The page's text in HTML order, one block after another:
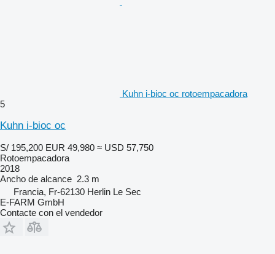
Kuhn i-bioc oc rotoempacadora
5
Kuhn i-bioc oc
S/ 195,200 EUR 49,980 ≈ USD 57,750
Rotoempacadora
2018
Ancho de alcance 2.3 m
Francia, Fr-62130 Herlin Le Sec
E-FARM GmbH
Contacte con el vendedor